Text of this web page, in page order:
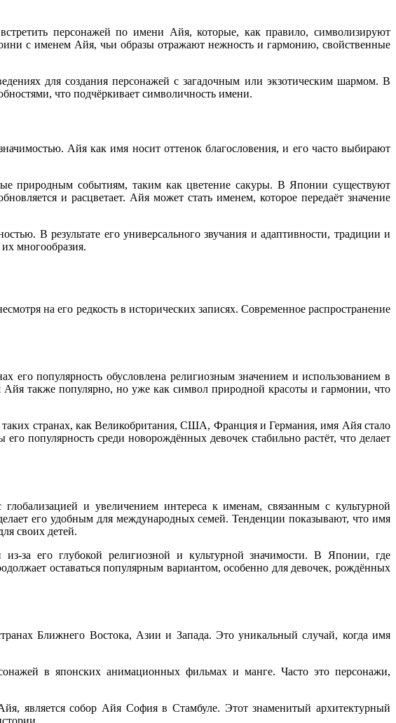
персонажей по имени Айя, которые, как правило, символизируют
с именем Айя, чьи образы отражают нежность и гармонию, свойственные
для создания персонажей с загадочным или экзотическим шармом. В
что подчёркивает символичность имени.
Айя как имя носит оттенок благословения, и его часто выбирают
природным событиям, таким как цветение сакуры. В Японии существуют
и расцветает. Айя может стать именем, которое передаёт значение
В результате его универсального звучания и адаптивности, традиции и
многообразия.
на его редкость в исторических записях. Современное распространение
популярность обусловлена религиозным значением и использованием в
также популярно, но уже как символ природной красоты и гармонии, что
странах, как Великобритания, США, Франция и Германия, имя Айя стало
популярность среди новорождённых девочек стабильно растёт, что делает
и увеличением интереса к именам, связанным с культурной
его удобным для международных семей. Тенденции показывают, что имя
своих детей.
за его глубокой религиозной и культурной значимости. В Японии, где
оставаться популярным вариантом, особенно для девочек, рождённых
Ближнего Востока, Азии и Запада. Это уникальный случай, когда имя
в японских анимационных фильмах и манге. Часто это персонажи,
является собор Айя София в Стамбуле. Этот знаменитый архитектурный